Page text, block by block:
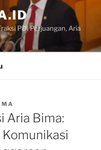
PDI Perjuangan, Aria
Aria Bima: